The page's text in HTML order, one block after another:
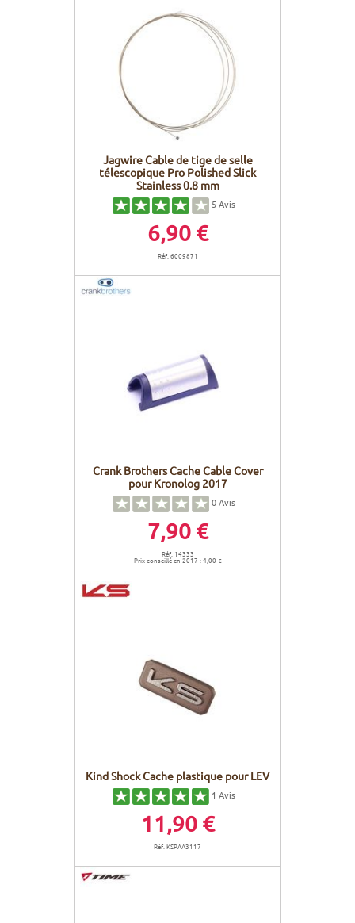
Jagwire Cable de tige de selle
télescopique Pro Polished Slick
Stainless 0.8 mm
5Avis
6,90 €
Réf. 6009871
Crank Brothers Cache Cable Cover
pour Kronolog 2017
0Avis
7,90 €
Réf. 14333
Prix conseillé en 2017 : 4,00 €
Kind Shock Cache plastique pour LEV
1 Avis
11,90 €
Réf. KSPAA3117